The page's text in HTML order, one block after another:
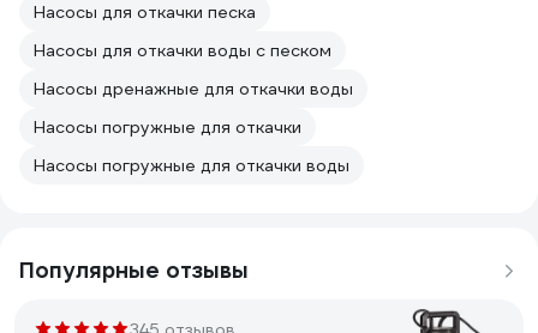
Насосы для откачки песка
Насосы для откачки воды с песком
Насосы дренажные для откачки воды
Насосы погружные для откачки
Насосы погружные для откачки воды
Популярные отзывы